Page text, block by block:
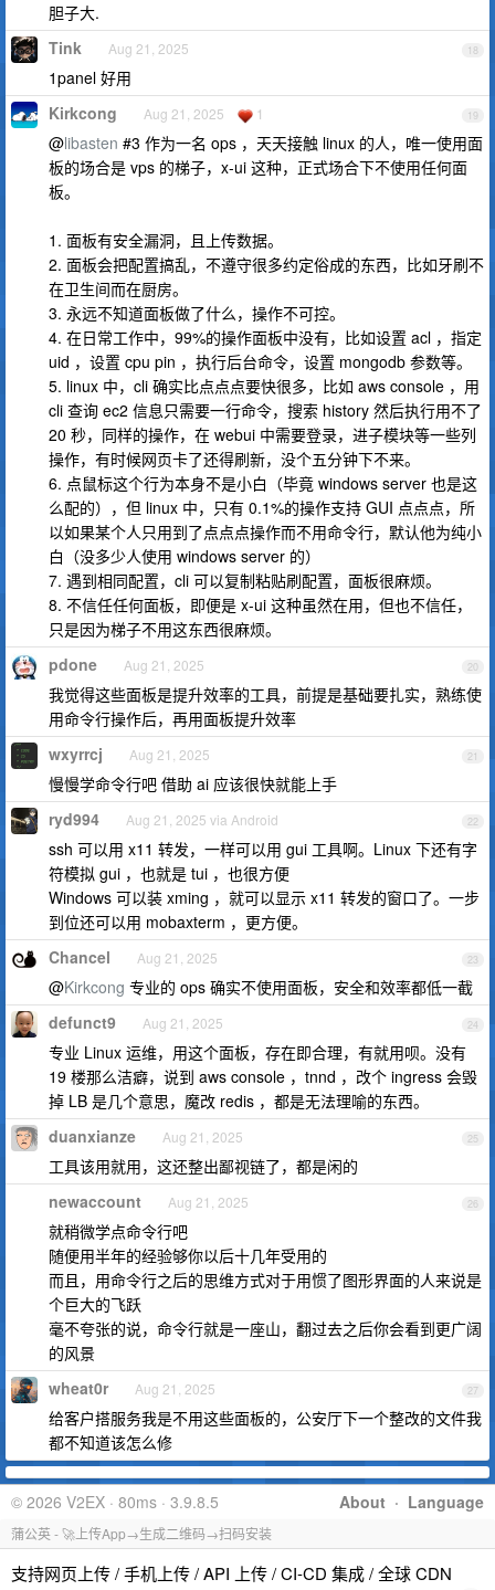
胆子大.
18
Tink Aug 21, 2025
1panel 好用
19
Kirkcong Aug 21, 2025 1
@libasten #3 作为一名 ops ，天天接触 linux 的人，唯一使用面
板的场合是 vps 的梯子，x-ui 这种，正式场合下不使用任何面
板。
1. 面板有安全漏洞，且上传数据。
2. 面板会把配置搞乱，不遵守很多约定俗成的东西，比如牙刷不
在卫生间而在厨房。
3. 永远不知道面板做了什么，操作不可控。
4. 在日常工作中，99%的操作面板中没有，比如设置 acl ，指定
uid ，设置 cpu pin ，执行后台命令，设置 mongodb 参数等。
5. linux 中，cli 确实比点点点要快很多，比如 aws console ，用
cli 查询 ec2 信息只需要一行命令，搜索 history 然后执行用不了
20 秒，同样的操作，在 webui 中需要登录，进子模块等一些列
操作，有时候网页卡了还得刷新，没个五分钟下不来。
6. 点鼠标这个行为本身不是小白（毕竟 windows server 也是这
么配的），但 linux 中，只有 0.1%的操作支持 GUI 点点点，所
以如果某个人只用到了点点点操作而不用命令行，默认他为纯小
白（没多少人使用 windows server 的）
7. 遇到相同配置，cli 可以复制粘贴刷配置，面板很麻烦。
8. 不信任任何面板，即便是 x-ui 这种虽然在用，但也不信任，
只是因为梯子不用这东西很麻烦。
20
pdone Aug 21, 2025
我觉得这些面板是提升效率的工具，前提是基础要扎实，熟练使
用命令行操作后，再用面板提升效率
21
wxyrrcj Aug 21, 2025
慢慢学命令行吧 借助 ai 应该很快就能上手
22
ryd994 Aug 21, 2025 via Android
ssh 可以用 x11 转发，一样可以用 gui 工具啊。Linux 下还有字
符模拟 gui ，也就是 tui ，也很方便
Windows 可以装 xming ，就可以显示 x11 转发的窗口了。一步
到位还可以用 mobaxterm ，更方便。
23
Chancel Aug 21, 2025
@Kirkcong 专业的 ops 确实不使用面板，安全和效率都低一截
24
defunct9 Aug 21, 2025
专业 Linux 运维，用这个面板，存在即合理，有就用呗。没有
19 楼那么洁癖，说到 aws console ，tnnd ，改个 ingress 会毁
掉 LB 是几个意思，魔改 redis ，都是无法理喻的东西。
25
duanxianze Aug 21, 2025
工具该用就用，这还整出鄙视链了，都是闲的
26
newaccount Aug 21, 2025
就稍微学点命令行吧
随便用半年的经验够你以后十几年受用的
而且，用命令行之后的思维方式对于用惯了图形界面的人来说是
个巨大的飞跃
毫不夸张的说，命令行就是一座山，翻过去之后你会看到更广阔
的风景
27
wheat0r Aug 21, 2025
给客户搭服务我是不用这些面板的，公安厅下一个整改的文件我
都不知道该怎么修
About · Language
© 2026 V2EX · 80ms · 3.9.8.5
蒲公英 - 🚀上传App→生成二维码→扫码安装
支持网页上传 / 手机上传 / API 上传 / CI-CD 集成 / 全球 CDN